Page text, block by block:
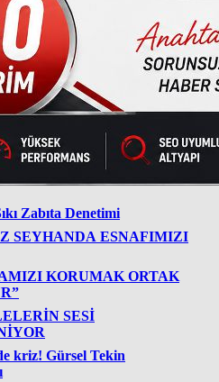
Zabıta Denetimi
SEYHANDA ESNAFIMIZI
KORUMAK ORTAK
SESİ
kriz! Gürsel Tekin